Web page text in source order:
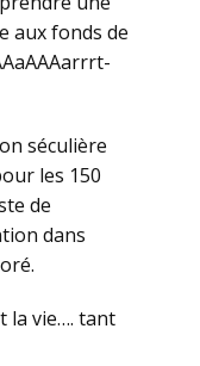
aux fonds de
séculière
les 150
de
dans
la vie…. tant